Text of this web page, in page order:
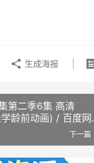
生成海报
第二季6集 高清
龄前动画) / 百度网
下一篇